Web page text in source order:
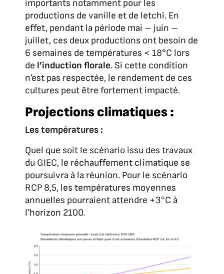
importants notamment pour les
productions de vanille et de letchi. En
effet, pendant la période mai – juin –
juillet, ces deux productions ont besoin de
6 semaines de températures < 18°C lors
de l’induction florale. Si cette condition
n’est pas respectée, le rendement de ces
cultures peut être fortement impacté.
Projections climatiques :
Les températures :
Quel que soit le scénario issu des travaux
du GIEC, le réchauffement climatique se
poursuivra à la réunion. Pour le scénario
RCP 8,5, les températures moyennes
annuelles pourraient attendre +3°C à
l’horizon 2100.